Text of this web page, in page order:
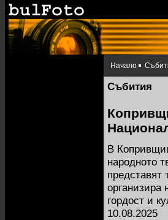
Начало
Събития
В
народното
организира
гордост и
10.08.2025